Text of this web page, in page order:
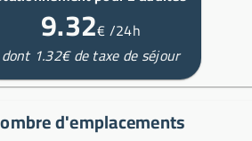
9.32€/24h
dont 1.32€ de taxe de séjour
d'emplacements